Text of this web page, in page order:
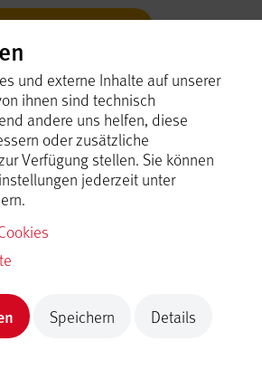
Inhalt laden
Inhalt laden
Hengen Sportplatz
Urach
Hohenwittlingen
Kreuzsattel
Urach
und externe Inhalte auf unserer
ihnen sind technisch
andere uns helfen, diese
oder zusätzliche
Verfügung stellen. Sie können
jederzeit unter
Speichern Details